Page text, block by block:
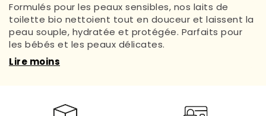
Formulés pour les peaux sensibles, nos laits de
toilette bio nettoient tout en douceur et laissent la
peau souple, hydratée et protégée. Parfaits pour
les bébés et les peaux délicates.
Lire moins